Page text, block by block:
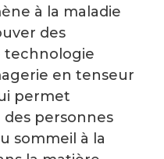
à la maladie
des
technologie
en tenseur
permet
des personnes
sommeil à la